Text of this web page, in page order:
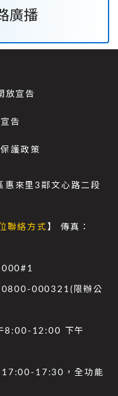
廣播
放宣告
告
護政策
來里3鄰文心路二段
聯絡方式 】 傳真：
0800-000321(限辦公
8:00-12:00 下午
17:30，全功能